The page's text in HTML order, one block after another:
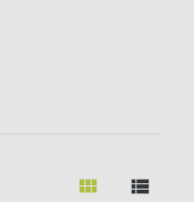
view_module view_list